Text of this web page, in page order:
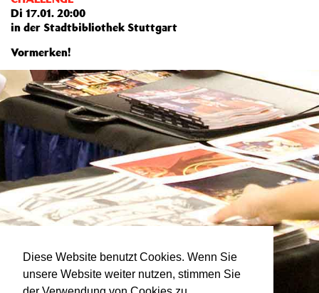
Diese Website benutzt Cookies. Wenn Sie
unsere Website weiter nutzen, stimmen Sie
Di 17.01. 20:00
in der Stadtbibliothek Stuttgart
Vormerken!